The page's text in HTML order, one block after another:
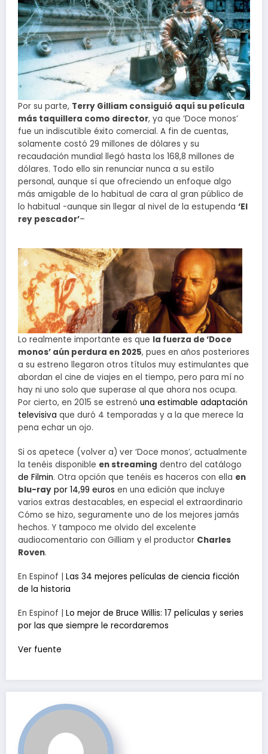
Por su parte, Terry Gilliam consiguió aquí su película
más taquillera como director, ya que ‘Doce monos’
fue un indiscutible éxito comercial. A fin de cuentas,
solamente costó 29 millones de dólares y su
recaudación mundial llegó hasta los 168,8 millones de
dólares. Todo ello sin renunciar nunca a su estilo
personal, aunque sí que ofreciendo un enfoque algo
más amigable de lo habitual de cara al gran público de
lo habitual -aunque sin llegar al nivel de la estupenda ‘El
rey pescador’–
Lo realmente importante es que la fuerza de ‘Doce
monos’ aún perdura en 2025, pues en años posteriores
a su estreno llegaron otros títulos muy estimulantes que
abordan el cine de viajes en el tiempo, pero para mí no
hay ni uno solo que superase al que ahora nos ocupa.
Por cierto, en 2015 se estrenó una estimable adaptación
televisiva que duró 4 temporadas y a la que merece la
pena echar un ojo.
Si os apetece (volver a) ver ‘Doce monos’, actualmente
la tenéis disponible en streaming dentro del catálogo
de Filmin. Otra opción que tenéis es haceros con ella en
blu-ray por 14,99 euros en una edición que incluye
varios extras destacables, en especial el extraordinario
Cómo se hizo, seguramente uno de los mejores jamás
hechos. Y tampoco me olvido del excelente
audiocomentario con Gilliam y el productor Charles
Roven.
En Espinof | Las 34 mejores películas de ciencia ficción
de la historia
En Espinof | Lo mejor de Bruce Willis: 17 películas y series
por las que siempre le recordaremos
Ver fuente